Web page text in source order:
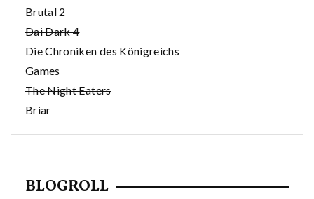
Brutal 2
Dai Dark 4
Die Chroniken des Königreichs
Games
The Night Eaters
Briar
BLOGROLL